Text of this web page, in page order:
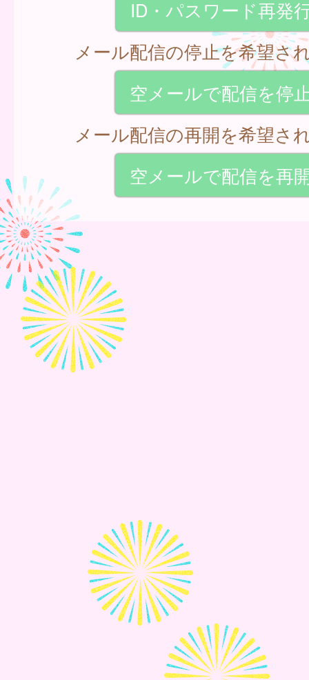
ID・パスワード再発
メール配信の停止を希望さ
空メールで配信を停
メール配信の再開を希望さ
空メールで配信を再